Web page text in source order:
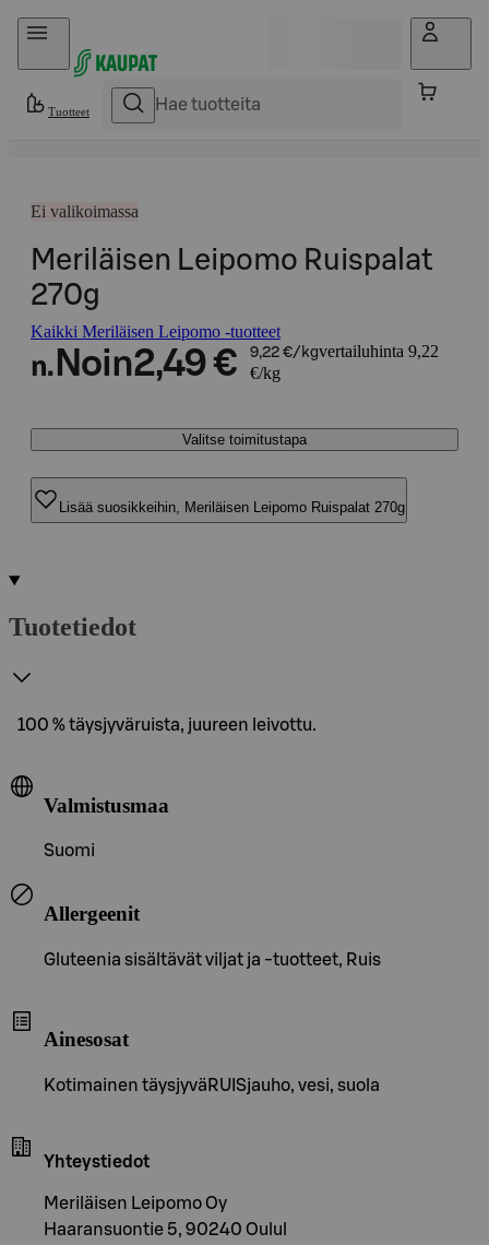
Hyppää sisältöön
Tuotteet
Ei valikoimassa
Meriläisen Leipomo Ruispalat
270g
Kaikki Meriläisen Leipomo -tuotteet
n. Noin2,49 € 9,22 €/kgvertailuhinta 9,22
€/kg
Valitse toimitustapa
Lisää suosikkeihin, Meriläisen Leipomo Ruispalat 270g
Tuotetiedot
100 % täysjyväruista, juureen leivottu.
Valmistusmaa
Suomi
Allergeenit
Gluteenia sisältävät viljat ja -tuotteet, Ruis
Ainesosat
Kotimainen täysjyväRUISjauho, vesi, suola
Yhteystiedot
Meriläisen Leipomo Oy
Haaransuontie 5, 90240 Oulul